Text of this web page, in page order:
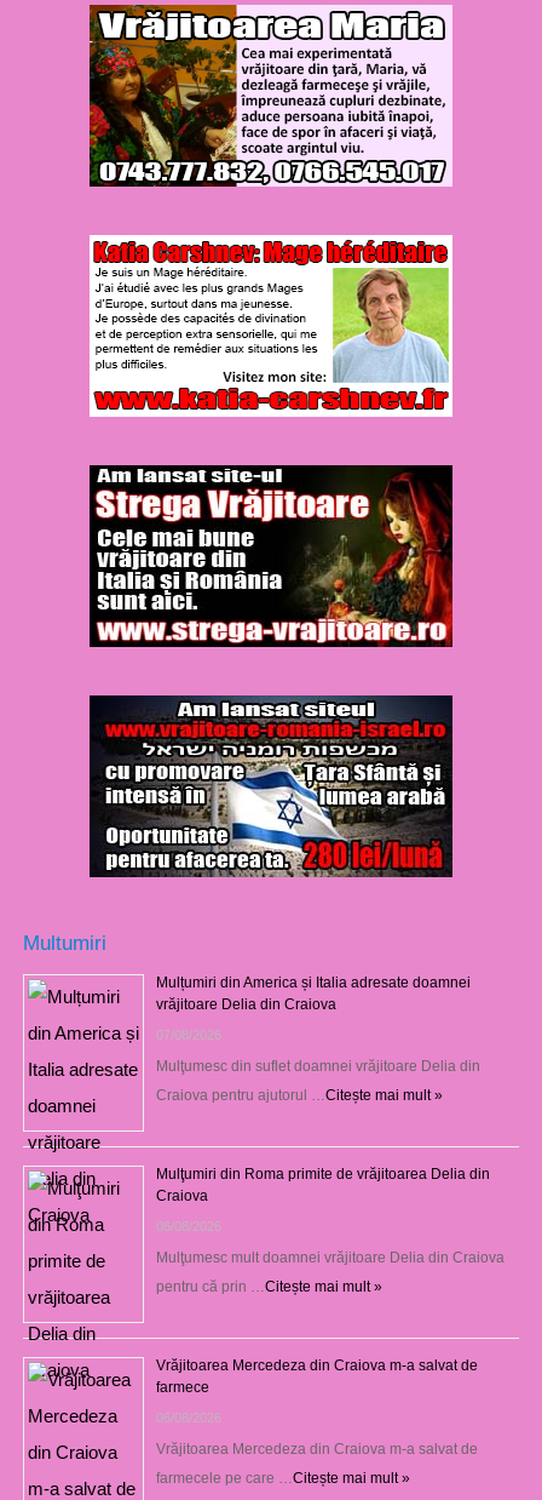
Multumiri
Mulțumiri din America și Italia adresate doamnei
vrăjitoare Delia din Craiova
07/08/2026
Mulţumesc din suflet doamnei vrăjitoare Delia din
Craiova pentru ajutorul … Citește mai mult »
Mulţumiri din Roma primite de vrăjitoarea Delia din
Craiova
06/08/2026
Mulţumesc mult doamnei vrăjitoare Delia din Craiova
pentru că prin … Citește mai mult »
Vrăjitoarea Mercedeza din Craiova m-a salvat de
farmece
06/08/2026
Vrăjitoarea Mercedeza din Craiova m-a salvat de
farmecele pe care … Citește mai mult »